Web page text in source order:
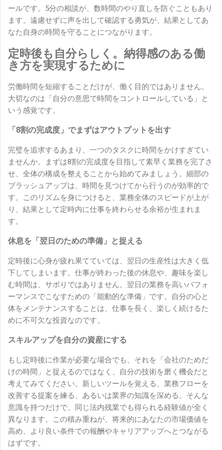
ールです。5分の相談が、数時間のやり直しを防ぐこともあり
ます。遠慮せずに声を出して確認する勇気が、結果としてあ
なた自身の時間を守ることにつながります。
定時後も自分らしく。納得感のある働
き方を実現するために
労働時間を短縮することだけが、働く目的ではありません。
大切なのは「自分の意思で時間をコントロールしている」と
いう感覚です。
「8割の完成度」でまずはアウトプットを出す
完璧を追求するあまり、一つのタスクに時間をかけすぎてい
ませんか。まずは8割の完成度を目指して素早く業務を完了さ
せ、全体の構成を整えることから始めてみましょう。細部の
ブラッシュアップは、時間を見つけてから行うのが効率的で
す。このリズムを身につけると、業務全体のスピードが上が
り、結果として定時内に仕事を終わらせる余裕が生まれま
す。
休息を「翌日のための準備」と捉える
定時後に心身が疲れ果てていては、翌日の生産性は大きく低
下してしまいます。仕事が終わった後の休息や、趣味を楽し
む時間は、サボりではありません。翌日の業務を高いパフォ
ーマンスでこなすための「能動的な準備」です。自分の心と
体をメンテナンスすることは、仕事を長く、楽しく続けるた
めに不可欠な投資なのです。
スキルアップを自分の資産にする
もし定時後に作業が必要な場合でも、それを「会社のためだ
けの時間」と捉えるのではなく、自分の技術を磨く機会だと
考えてみてください。新しいツールを覚える、業務フローを
改善する提案を練る、あるいは業界の知識を深める。そんな
意識を持つだけで、同じ法内残業でも得られる経験値が全く
異なります。この積み重ねが、将来的にあなたの市場価値を
高め、より良い条件での報酬やキャリアアップへとつながる
はずです。